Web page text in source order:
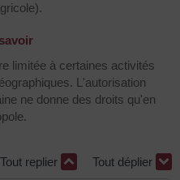
limitée à certaines activités
L'autorisation
ne donne des droits qu'en
Tout replier Tout déplier